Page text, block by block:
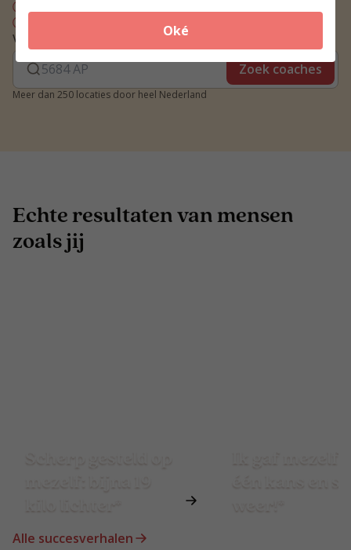
Oké
Vind een coach bij jou in de buurt
Zoek coaches
Meer dan 250 locaties door heel Nederland
Echte resultaten van mensen
zoals jij
Alle succesverhalen